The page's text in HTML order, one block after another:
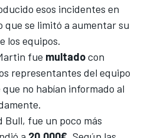
esos incidentes en
que se limitó a aumentar su
los equipos.
fue multadocon
representantes del equipo
no habían informado al
Bull, fue un poco más